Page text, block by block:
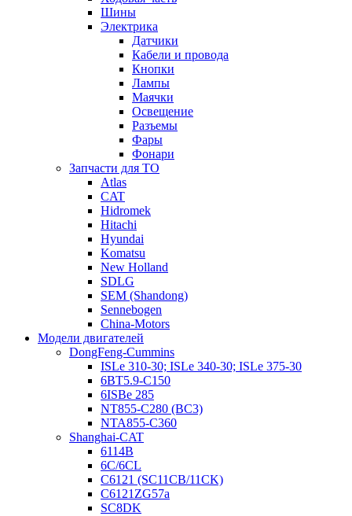
Шины
Электрика
Датчики
Кабели и провода
Кнопки
Лампы
Маячки
Освещение
Разъемы
Фары
Фонари
Запчасти для ТО
Atlas
CAT
Hidromek
Hitachi
Hyundai
Komatsu
New Holland
SDLG
SEM (Shandong)
Sennebogen
China-Motors
Модели двигателей
DongFeng-Cummins
ISLe 310-30; ISLe 340-30; ISLe 375-30
6BT5.9-C150
6ISBe 285
NT855-C280 (BC3)
NTA855-C360
Shanghai-CAT
6114B
6C/6CL
C6121 (SC11CB/11CK)
C6121ZG57a
SC8DK